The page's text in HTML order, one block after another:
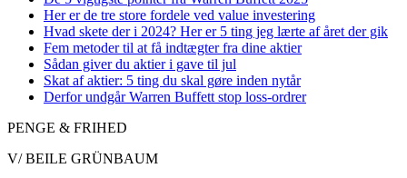
Her er de tre store fordele ved value investering
Hvad skete der i 2024? Her er 5 ting jeg lærte af året der gik
Fem metoder til at få indtægter fra dine aktier
Sådan giver du aktier i gave til jul
Skat af aktier: 5 ting du skal gøre inden nytår
Derfor undgår Warren Buffett stop loss-ordrer
PENGE & FRIHED
V/ BEILE GRÜNBAUM